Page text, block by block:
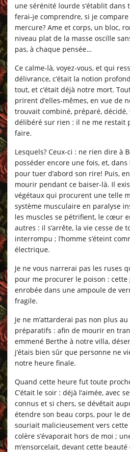
une sérénité lourde s’établit dans
ferai-je comprendre, si je
mercure? Ame et corps, un bloc,
niveau plat de la masse oscille
pas, à chaque pensée…
Ce calme-là, voyez-vous, et qui
délivrance, c’était la notion
tout, et c’était déjà notre mort.
prirent d’elles-mêmes, en vue de
trouvait combiné, préparé, décidé,
délibéré sur rien : il ne me restait
faire.
Lesquels? Ceux-ci : ne rien dire à
posséder encore une fois, et,
pour tuer d’abord son rire! Puis,
mourir pendant ce baiser-là. Il
végétaux qui procurent une telle
système musculaire en paralyse
les muscles se pétrifient, le cœur
autres : il s’arrête, la vie cesse de
interrompu ; l’homme s’éteint
électrique.
Je ne vous narrerai pas les ruses
pour me procurer le poison :
enrobée dans une ampoule de
fragile.
Je ne m’attarderai pas non plus
préparatifs : afin de mourir en
emmené Berthe à notre villa,
j’étais bien sûr que personne ne
notre heure finale.
Quand cette heure fut toute
C’était le soir : déjà l’aimée, avec
connus et si chers, se dévêtait
étendre son beau corps, pour le
souriait malicieusement vers cette
colère s’évaporait hors de moi ;
m’ensorcelait, devant cette beauté